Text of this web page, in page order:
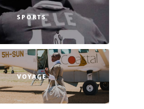
SPORTS
VOYAGE